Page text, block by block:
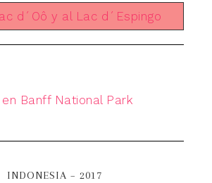
d´Oô y al Lac d´Espingo
Banff National Park
INDONESIA – 2017